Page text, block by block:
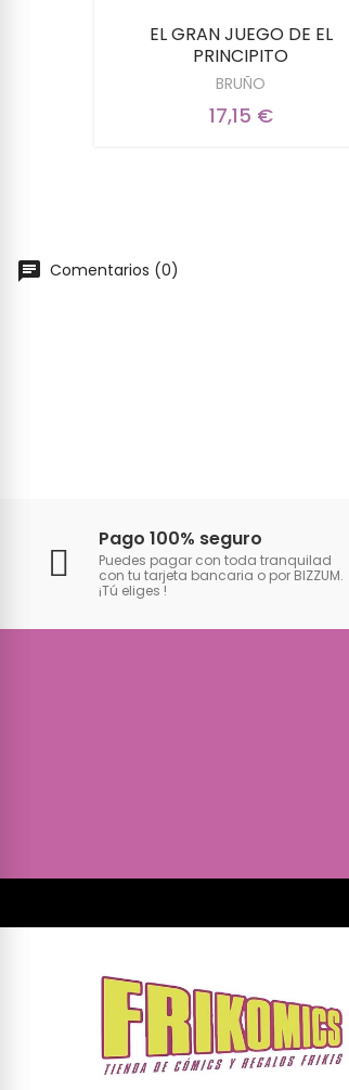
EL GRAN JUEGO DE EL
PRINCIPITO
BRUÑO
17,15 €
Comentarios (0)
Pago 100% seguro
Puedes pagar con toda tranquilad
con tu tarjeta bancaria o por BIZZUM.
¡Tú eliges !